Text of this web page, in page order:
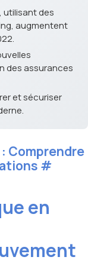
utilisant des
augmentent
des assurances
et sécuriser
Comprendre
#
en